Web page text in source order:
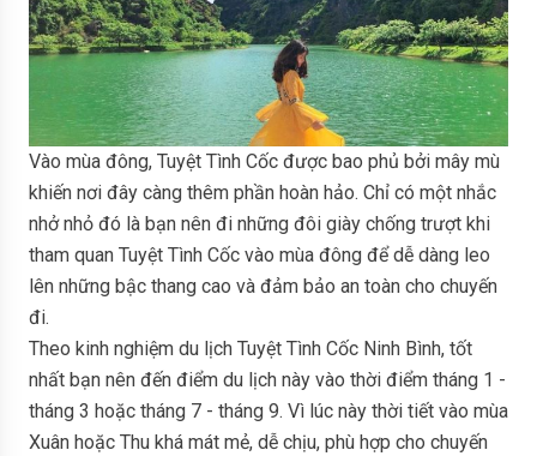
Vào mùa đông, Tuyệt Tình Cốc được bao phủ bởi mây mù
khiến nơi đây càng thêm phần hoàn hảo. Chỉ có một nhắc
nhở nhỏ đó là bạn nên đi những đôi giày chống trượt khi
tham quan Tuyệt Tình Cốc vào mùa đông để dễ dàng leo
lên những bậc thang cao và đảm bảo an toàn cho chuyến
đi.
Theo kinh nghiệm du lịch Tuyệt Tình Cốc Ninh Bình, tốt
nhất bạn nên đến điểm du lịch này vào thời điểm tháng 1 -
tháng 3 hoặc tháng 7 - tháng 9. Vì lúc này thời tiết vào mùa
Xuân hoặc Thu khá mát mẻ, dễ chịu, phù hợp cho chuyến